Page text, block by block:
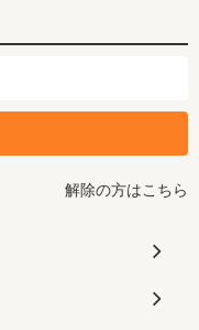
解除の方はこちら